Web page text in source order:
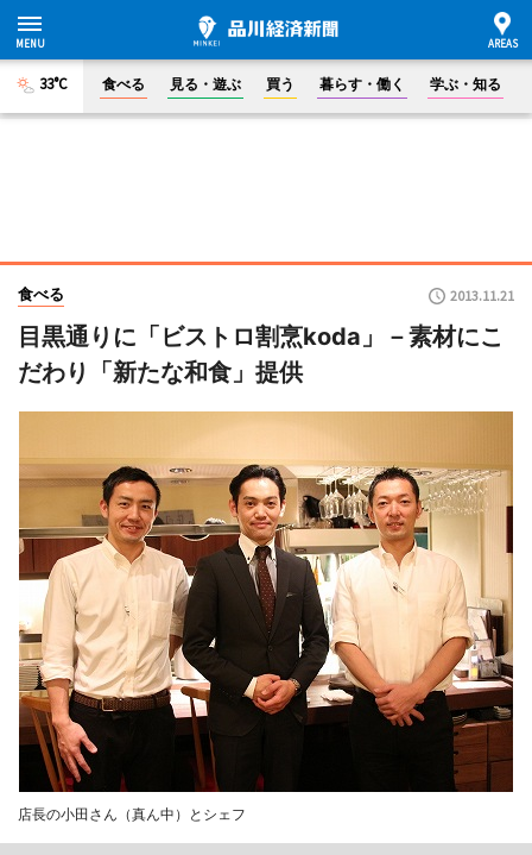
33°C 食べる 見る・遊ぶ 買う 暮らす・働く 学ぶ・知る
食べる 2013.11.21
目黒通りに「ビストロ割烹koda」－素材にこ
だわり「新たな和食」提供
店長の小田さん（真ん中）とシェフ